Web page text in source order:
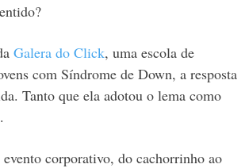
Galera do Click, uma escola de
com Síndrome de Down, a resposta
Tanto que ela adotou o lema como
corporativo, do cachorrinho ao